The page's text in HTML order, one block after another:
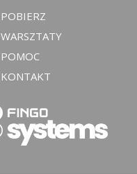
POBIERZ
WARSZTATY
POMOC
KONTAKT